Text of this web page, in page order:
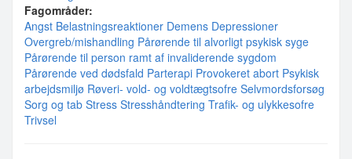
Fagområder:
Angst Belastningsreaktioner Demens Depressioner
Overgreb/mishandling Pårørende til alvorligt psykisk syge
Pårørende til person ramt af invaliderende sygdom
Pårørende ved dødsfald Parterapi Provokeret abort Psykisk
arbejdsmiljø Røveri- vold- og voldtægtsofre Selvmordsforsøg
Sorg og tab Stress Stresshåndtering Trafik- og ulykkesofre
Trivsel